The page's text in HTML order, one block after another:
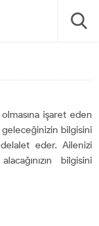
işaret eden
geleceğinizin bilgisini
eder. Ailenizi
bilgisini